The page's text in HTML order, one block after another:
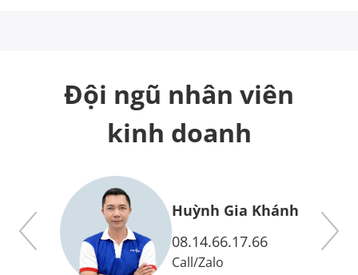
Đội ngũ nhân viên
kinh doanh
Huỳnh Gia Khánh
08.14.66.17.66
Call/Zalo